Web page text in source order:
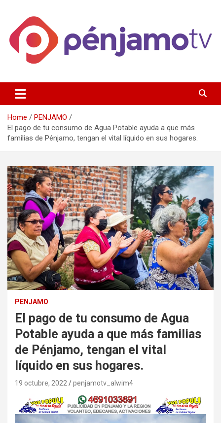
content
Penjamotv
Gto y la region.
Home
PENJAMO
El pago de tu consumo de Agua Potable ayuda a que más
familias de Pénjamo, tengan el vital líquido en sus hogares.
PENJAMO
El pago de tu consumo de Agua
Potable ayuda a que más familias
de Pénjamo, tengan el vital
líquido en sus hogares.
19 octubre, 2022 penjamotv_alwim4